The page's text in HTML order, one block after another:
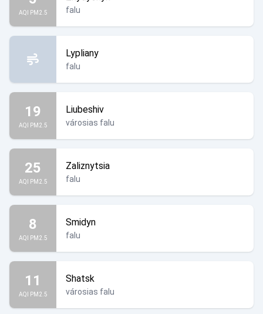
AQI PM2.5 falu
Lypliany
falu
19
AQI PM2.5
Liubeshiv
városias falu
25
AQI PM2.5
Zaliznytsia
falu
8
AQI PM2.5
Smidyn
falu
11
AQI PM2.5
Shatsk
városias falu